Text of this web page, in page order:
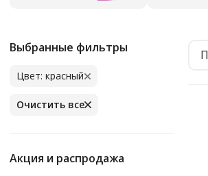
Выбранные фильтры
Цвет: красный
Очистить все
Акция и распродажа